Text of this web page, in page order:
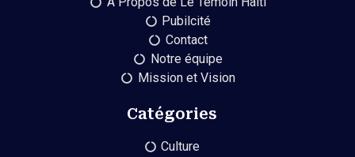
Pubilcité
Contact
Notre équipe
Mission et Vision
Catégories
Culture